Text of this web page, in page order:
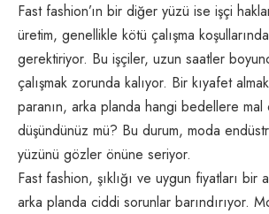
Fast fashion’ın bir diğer yüzü ise işçi
üretim, genellikle kötü çalışma
gerektiriyor. Bu işçiler, uzun saatler
çalışmak zorunda kalıyor. Bir kıyafet
paranın, arka planda hangi bedellere
düşündünüz mü? Bu durum, moda
yüzünü gözler önüne seriyor.
Fast fashion, şıklığı ve uygun fiyatları bir
arka planda ciddi sorunlar barındırıyor.